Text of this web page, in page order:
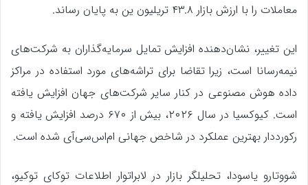
معاملات را با ارزش بازار ۴۳.۸ تریلیون ین به پایان رساند.
این تغییر، نشان‌دهنده افزایش تمایل سرمایه‌گذاران به شرکت‌های
نیمه‌رسانا است، زیرا تقاضا برای تراشه‌های مورد استفاده در مراکز
داده هوش مصنوعی در کنار سایر شرکت‌های جهان افزایش یافته
است. کیوکسیا در سال ۲۰۲۶، بیش از ۶۷۰ درصد افزایش یافته و
رکورددار بهترین عملکرد در شاخص جهانی ام‌اس‌سی‌آی شده است.
شووتارو یاسودا، تحلیلگر بازار در لابراتوار اطلاعات توکای توکیو،